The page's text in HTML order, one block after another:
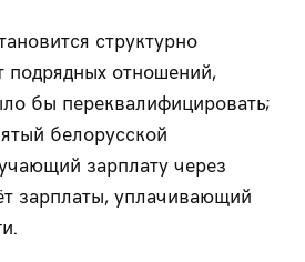
структурно
отношений,
бы переквалифицировать;
белорусской
зарплату через
зарплаты, уплачивающий